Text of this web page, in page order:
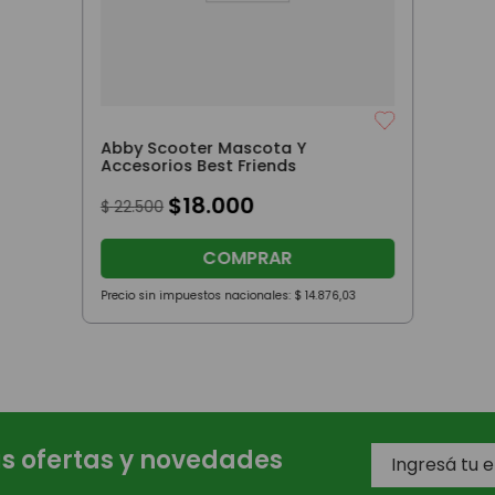
Abby Scooter Mascota Y
Accesorios Best Friends
$ 22.500 $18.000
COMPRAR
Precio sin impuestos nacionales: $ 14.876,03
ofertas y novedades